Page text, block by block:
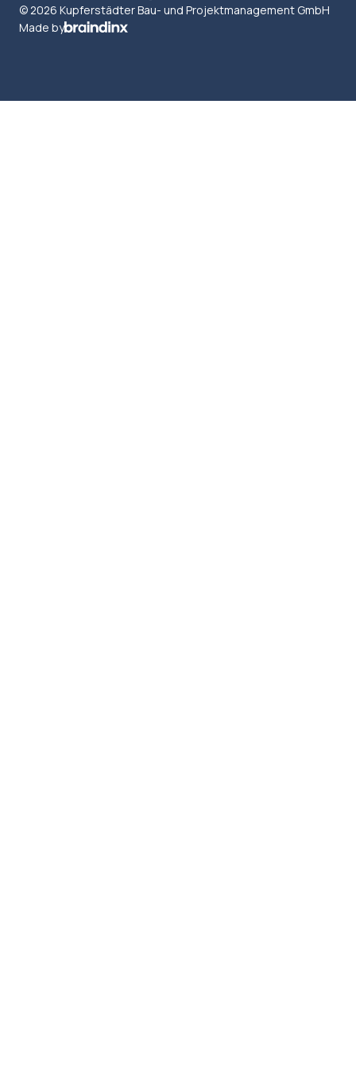
© 2026 Kupferstädter Bau- und Projektmanagement GmbH
Made by